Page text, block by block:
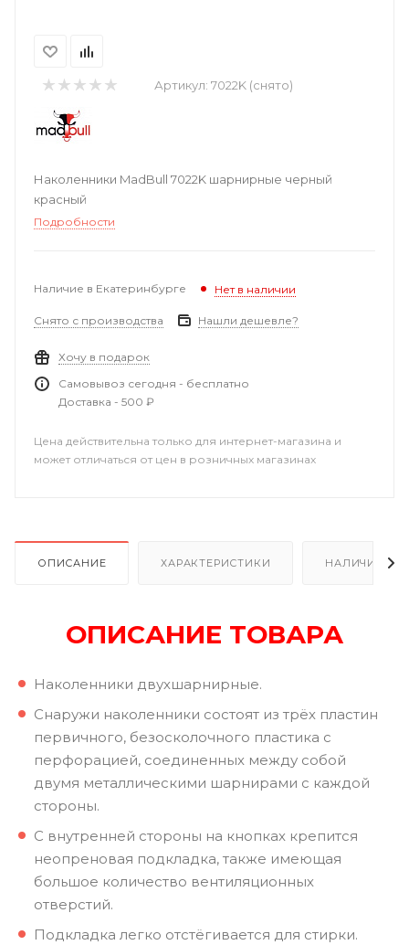
Артикул: 7022K (снято)
Наколенники MadBull 7022K шарнирные черный
красный
Подробности
Наличие в Екатеринбурге Нет в наличии
Снято с производства Нашли дешевле?
Хочу в подарок
Самовывоз сегодня - бесплатно
Доставка - 500 ₽
Цена действительна только для интернет-магазина и
может отличаться от цен в розничных магазинах
ОПИСАНИЕ ХАРАКТЕРИСТИКИ НАЛИЧИЕ В
ОПИСАНИЕ ТОВАРА
Наколенники двухшарнирные.
Снаружи наколенники состоят из трёх пластин
первичного, безосколочного пластика с
перфорацией, соединенных между собой
двумя металлическими шарнирами с каждой
стороны.
С внутренней стороны на кнопках крепится
неопреновая подкладка, также имеющая
большое количество вентиляционных
отверстий.
Подкладка легко отстёгивается для стирки.